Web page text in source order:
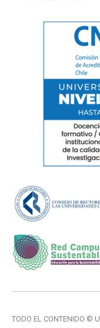
TODO EL CONTENIDO ©